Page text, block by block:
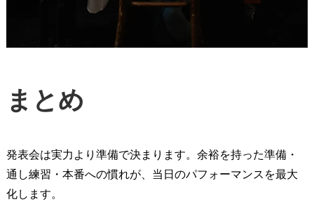
まとめ
発表会は実力より準備で決まります。余裕を持った準備・
通し練習・本番への慣れが、当日のパフォーマンスを最大
化します。